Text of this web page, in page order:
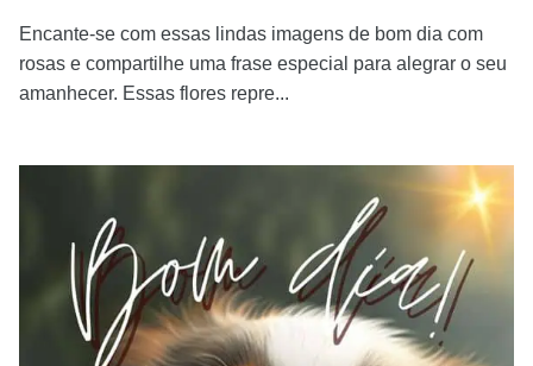
Encante-se com essas lindas imagens de bom dia com
rosas e compartilhe uma frase especial para alegrar o seu
amanhecer. Essas flores repre...